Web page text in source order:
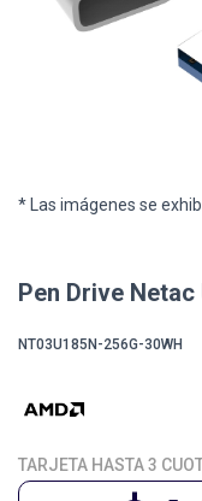
* Las imágenes se
Pen Drive Netac
NT03U185N-256G-30WH
TARJETA HASTA 3